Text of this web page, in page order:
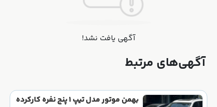
آگهی یافت نشد!
آگهی‌های مرتبط
بهمن موتور مدل تیپ 1 پنج نفره کارکرده